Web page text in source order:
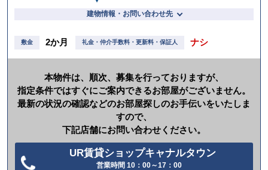
建物情報・お問い合わせ先
敷金 2か月 礼金・仲介手数料・更新料・保証人 ナシ
本物件は、順次、募集を行っておりますが、
指定条件ではすぐにご案内できるお部屋がございません。
最新の状況の確認などのお部屋探しのお手伝いをいたしま
すので、
下記店舗にお問い合わせください。
UR賃貸ショップキャナルタウン
営業時間 10：00～17：00